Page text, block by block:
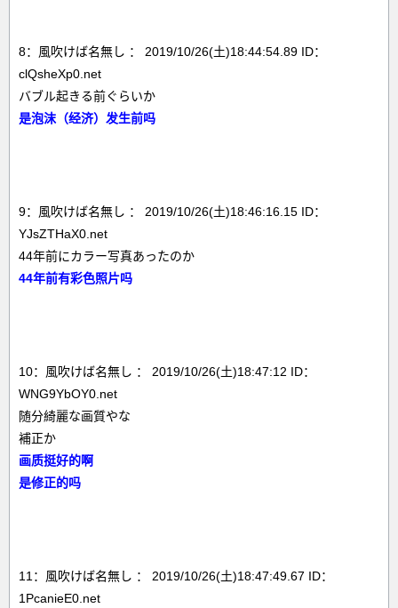
8：風吹けば名無し ： 2019/10/26(土)18:44:54.89 ID：
clQsheXp0.net
バブル起きる前ぐらいか
是泡沫（经济）发生前吗
9：風吹けば名無し ： 2019/10/26(土)18:46:16.15 ID：
YJsZTHaX0.net
44年前にカラー写真あったのか
44年前有彩色照片吗
10：風吹けば名無し ： 2019/10/26(土)18:47:12 ID：
WNG9YbOY0.net
随分綺麗な画質やな
補正か
画质挺好的啊
是修正的吗
11：風吹けば名無し ： 2019/10/26(土)18:47:49.67 ID：
1PcanieE0.net